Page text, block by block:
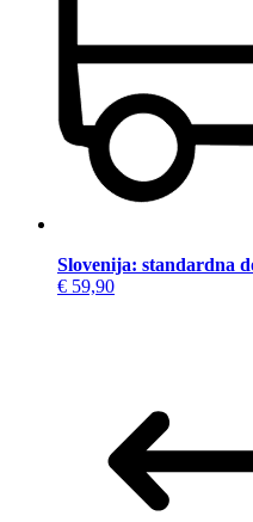
Slovenija: standardna
€ 59,90